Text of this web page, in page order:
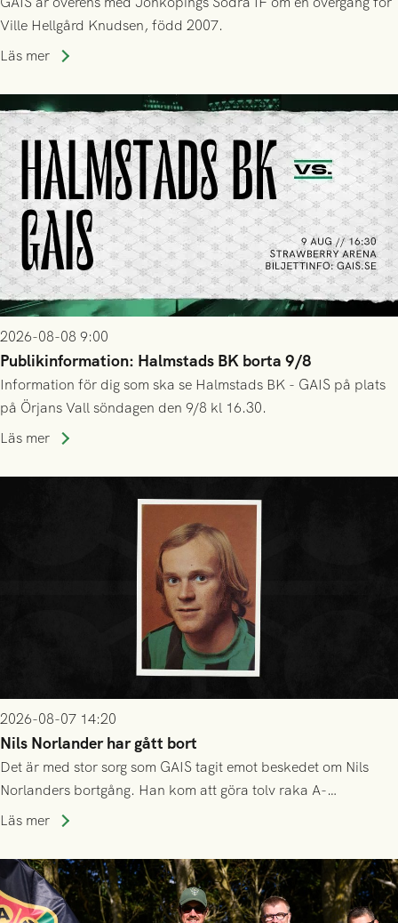
Ville Hellgård Knudsen, född 2007.
Läs mer
2026-08-08 9:00
Publikinformation: Halmstads BK borta 9/8
Information för dig som ska se Halmstads BK - GAIS på plats
på Örjans Vall söndagen den 9/8 kl 16.30.
Läs mer
2026-08-07 14:20
Nils Norlander har gått bort
Det är med stor sorg som GAIS tagit emot beskedet om Nils
Norlanders bortgång. Han kom att göra tolv raka A-
lagssäsonger i Grönsvart och är en av få spelare som i GAIS
Läs mer